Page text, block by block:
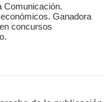
Comunicación.
Ganadora
concursos